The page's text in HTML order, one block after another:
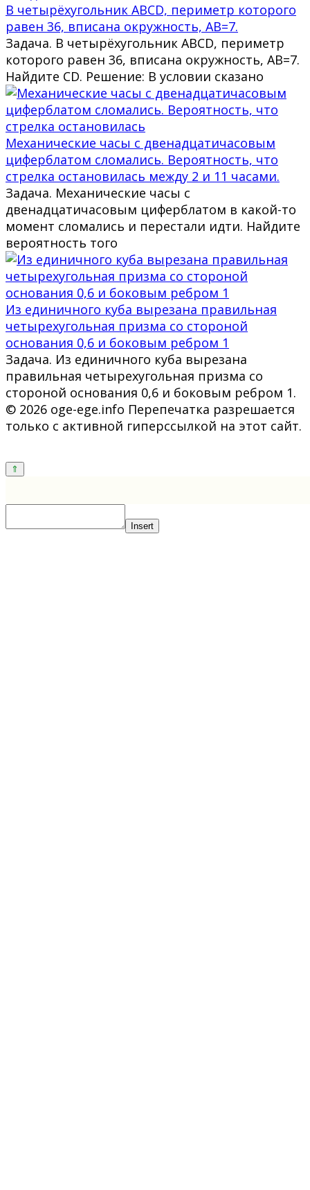
В четырёхугольник ABCD, периметр которого
равен 36, вписана окружность, AB=7.
Задача. В четырёхугольник ABCD, периметр
которого равен 36, вписана окружность, AB=7.
Найдите CD. Решение: В условии сказано
Механические часы с двенадцатичасовым
циферблатом сломались. Вероятность, что
стрелка остановилась между 2 и 11 часами.
Задача. Механические часы с
двенадцатичасовым циферблатом в какой-то
момент сломались и перестали идти. Найдите
вероятность того
Из единичного куба вырезана правильная
четырехугольная призма со стороной
основания 0,6 и боковым ребром 1
Задача. Из единичного куба вырезана
правильная четырехугольная призма со
стороной основания 0,6 и боковым ребром 1.
© 2026 oge-ege.info Перепечатка разрешается
только с активной гиперссылкой на этот сайт.
Insert